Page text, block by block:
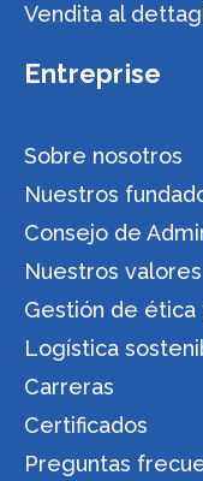
Vendita al
Entreprise
Sobre nosotros
Nuestros
Consejo de
Nuestros valores
Gestión de
Logística
Carreras
Certificados
Preguntas